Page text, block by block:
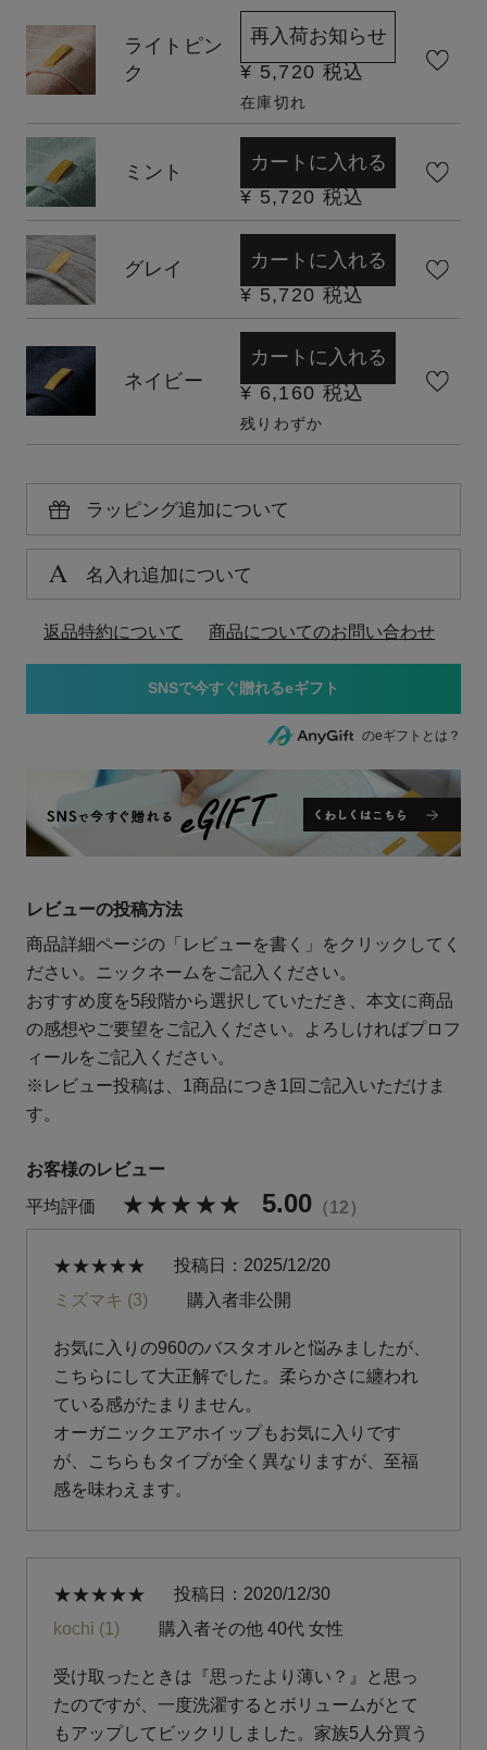
ライトピン
ク
¥ 5,720 税込
在庫切れ
再入荷お知らせ
ミント
¥ 5,720 税込
カートに入れる
グレイ
¥ 5,720 税込
カートに入れる
ネイビー
¥ 6,160 税込
残りわずか
カートに入れる
ラッピング追加について
名入れ追加について
返品特約について 商品についてのお問い合わせ
のeギフトとは？
レビューの投稿方法
商品詳細ページの「レビューを書く」をクリックしてく
ださい。ニックネームをご記入ください。
おすすめ度を5段階から選択していただき、本文に商品
の感想やご要望をご記入ください。よろしければプロフ
ィールをご記入ください。
※レビュー投稿は、1商品につき1回ご記入いただけま
す。
5.00 12
ミズマキ 3 購入者非公開
投稿日 2025/12/20
お気に入りの960のバスタオルと悩みましたが、
こちらにして大正解でした。柔らかさに纏われ
ている感がたまりません。
オーガニックエアホイップもお気に入りです
が、こちらもタイプが全く異なりますが、至福
感を味わえます。
kochi 1 購入者その他 40代 女性
投稿日 2020/12/30
受け取ったときは『思ったより薄い？』と思っ
たのですが、一度洗濯するとボリュームがとて
もアップしてビックリしました。家族5人分買う